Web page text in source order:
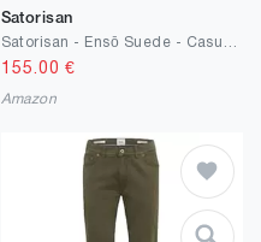
Satorisan
155.00 €
Amazon